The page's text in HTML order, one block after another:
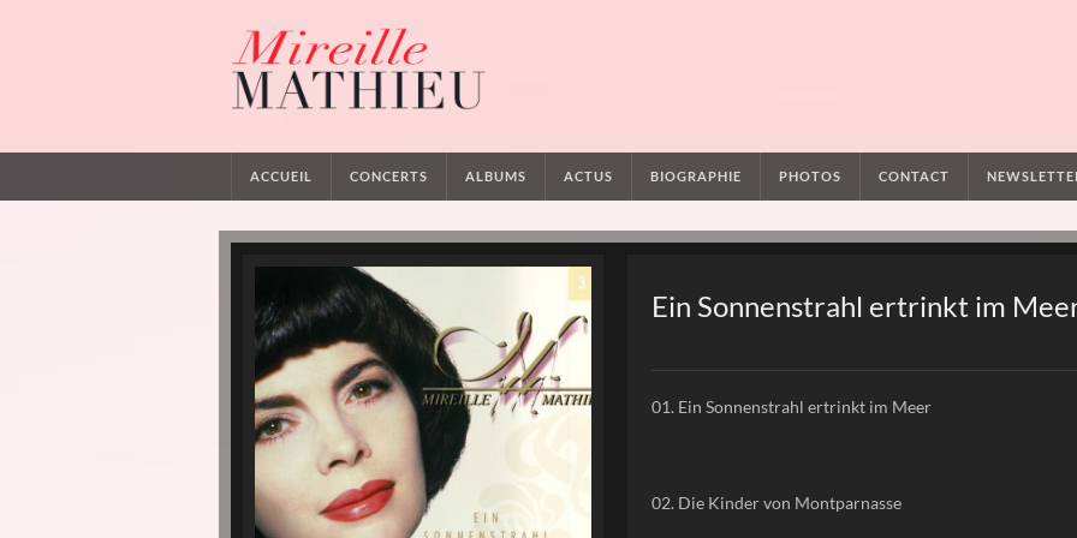
ACCUEIL CONCERTS ALBUMS ACTUS BIOGRAPHIE PHOTOS CONTACT
Ein Sonnenstrahl ertrinkt im
01. Ein Sonnenstrahl ertrinkt im Meer
02. Die Kinder von Montparnasse